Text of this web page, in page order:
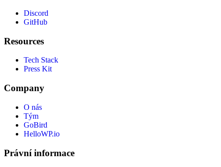
Discord
GitHub
Resources
Tech Stack
Press Kit
Company
O nás
Tým
GoBird
HelloWP.io
Právní informace